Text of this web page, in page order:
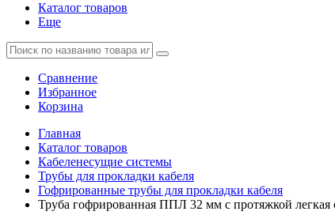
Каталог товаров
Еще
Сравнение
Избранное
Корзина
Главная
Каталог товаров
Кабеленесущие системы
Трубы для прокладки кабеля
Гофрированные трубы для прокладки кабеля
Труба гофрированная ППЛ 32 мм с протяжкой легкая